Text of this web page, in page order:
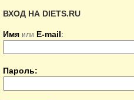
ВХОД НА DIETS.RU
Имя или E-mail:
Пароль: